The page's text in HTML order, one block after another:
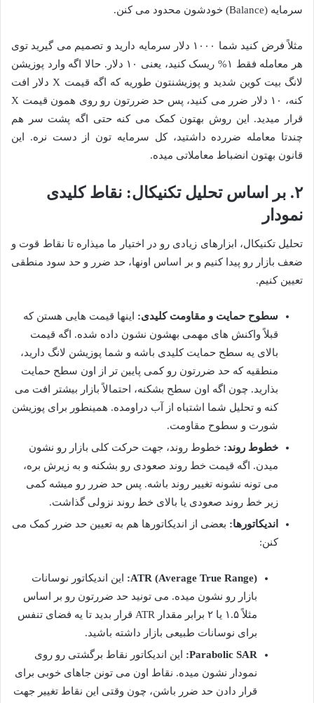
سرمایه (Balance) خودشون محدود می کنن.
مثلاً فرض کنید شما ۱۰۰۰ دلار سرمایه دارید و تصمیم می گیرید توی
هر معامله فقط ۱% ریسک کنید، یعنی ۱۰ دلار. حالا اگه وارد پوزیشن
لانگ بیت کوین شدید و پوزیشنتون طوریه که اگه قیمت X دلار افت
کنه، ۱۰ دلار ضرر می کنید، پس حد ضررتون رو روی همون قیمت X
قرار میدید. این روش بهتون کمک می کنه حتی اگه پشت سر هم
چندتا معامله ضررده داشتید، کل سرمایه تون از دست نره. این
قانون بهتون انضباط معاملاتی میده.
۲. بر اساس تحلیل تکنیکال: نقاط کلیدی
نمودار
تحلیل تکنیکال، ابزارهای زیادی رو در اختیار ما میذاره تا نقاط قوت و
ضعف بازار رو پیدا کنیم و بر اساس اونها، حد ضرر و حد سود منطقی
تعیین کنیم.
سطوح حمایت و مقاومت کلیدی: اینها قیمت هایی هستن که
قبلاً واکنش های مهمی بهشون نشون داده شده. اگه قیمت
بالای یه سطح حمایت کلیدی باشه و شما پوزیشن لانگ دارید،
منطقیه که حد ضررتون رو کمی پایین تر از اون سطح حمایت
بذارید. چون اگه اون سطح بشکنه، احتمالاً بازار بیشتر افت می
کنه و تحلیل شما اشتباه از آب دراومده. همینطور برای پوزیشن
شورت و سطوح مقاومت.
خطوط روند: خطوط روند، جهت حرکت کلی بازار رو نشون
میدن. اگه قیمت خط روند صعودی رو بشکنه و به زیرش بره،
می تونه نشونه تغییر روند باشه. پس حد ضرر رو میشه کمی
زیر خط روند صعودی یا بالای خط روند نزولی گذاشت.
اندیکاتورها: بعضی از اندیکاتورها هم به تعیین حد ضرر کمک می
کنن:
ATR (Average True Range):
این اندیکاتور نوسانات
بازار رو نشون میده. می تونید حد ضررتون رو بر اساس
مثلاً ۱.۵ یا ۲ برابر مقدار ATR قرار بدید تا یه فضای تنفس
برای نوسانات طبیعی بازار داشته باشید.
Parabolic SAR:
این اندیکاتور نقاط برگشتی رو روی
نمودار نشون میده. نقاط اون می تونن جاهای خوبی برای
قرار دادن حد ضرر باشن، چون وقتی این نقاط تغییر جهت